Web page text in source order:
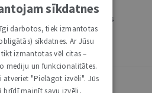
komandai pievienoties
juristu
sīkdatnes
darbotos, tiek izmantotas
sīkdatnes. Ar Jūsu
izmantotas vēl citas –
mediju un funkcionalitātes.
"Pielāgot izvēli". Jūs
brīdī mainīt savu izvēli,